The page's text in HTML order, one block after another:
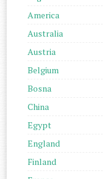
America
Australia
Austria
Belgium
Bosna
China
Egypt
England
Finland